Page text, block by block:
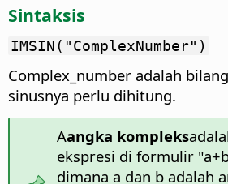
Sintaksis
IMSIN("ComplexNumber")
Complex_number adalah
sinusnya perlu dihitung.
Aangka kompleks
ekspresi di formulir
dimana a dan b adalah